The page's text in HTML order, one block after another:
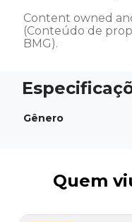
Content owned
(Conteúdo de
BMG).
Gênero
Quem